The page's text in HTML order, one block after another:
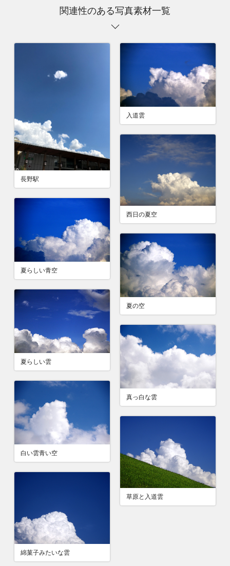
関連性のある写真素材一覧
長野駅
入道雲
西日の夏空
夏らしい青空
夏の空
夏らしい雲
真っ白な雲
白い雲青い空
草原と入道雲
綿菓子みたいな雲